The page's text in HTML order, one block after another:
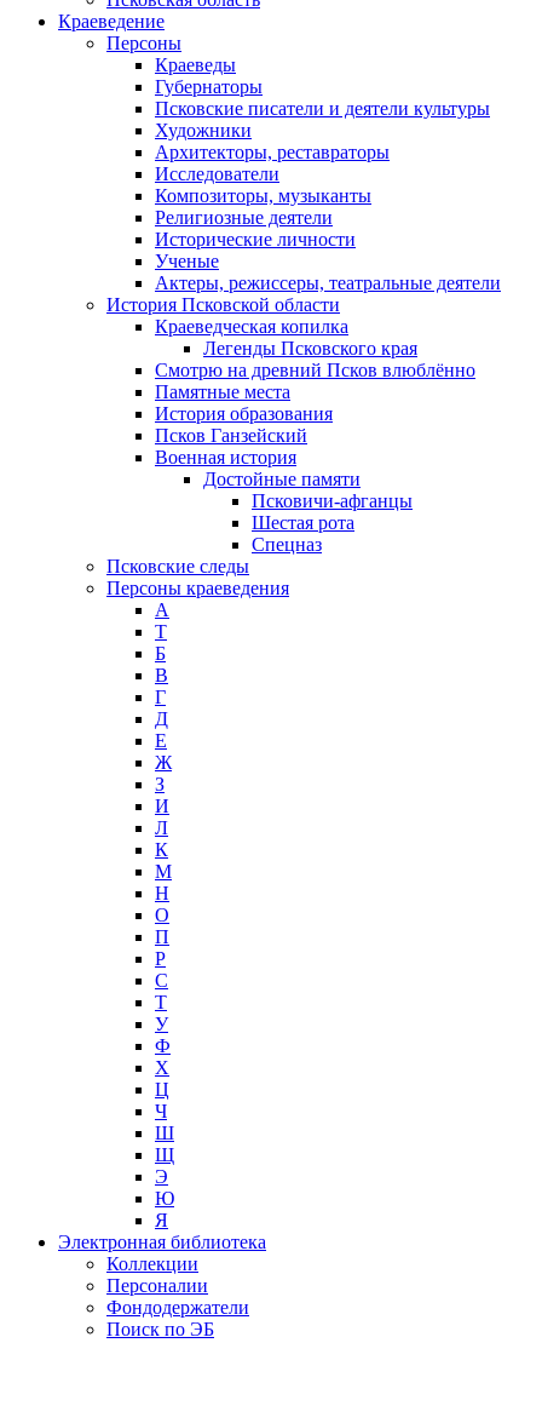
Краеведение
Персоны
Краеведы
Губернаторы
Псковские писатели и деятели культуры
Художники
Архитекторы, реставраторы
Исследователи
Композиторы, музыканты
Религиозные деятели
Исторические личности
Ученые
Актеры, режиссеры, театральные деятели
История Псковской области
Краеведческая копилка
Легенды Псковского края
Смотрю на древний Псков влюблённо
Памятные места
История образования
Псков Ганзейский
Военная история
Достойные памяти
Псковичи-афганцы
Шестая рота
Спецназ
Псковские следы
Персоны краеведения
А
T
Б
В
Г
Д
Е
Ж
З
И
Л
К
М
Н
О
П
Р
С
Т
У
Ф
Х
Ц
Ч
Ш
Щ
Э
Ю
Я
Электронная библиотека
Коллекции
Персоналии
Фондодержатели
Поиск по ЭБ